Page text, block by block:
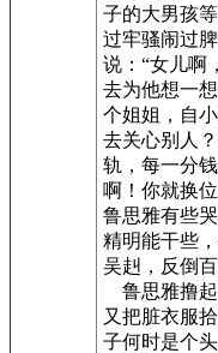
子的大男孩
过牢骚闹过
说：“女儿啊
去为他想一
个姐姐，自
去关心别人
轨，每一分
啊！你就换
鲁思雅有些
精明能干些
吴赳，反倒
鲁思雅撸起
又把脏衣服
子何时是个